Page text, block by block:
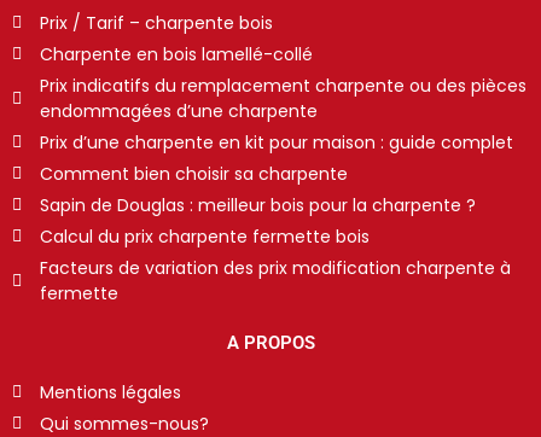
Prix / Tarif – charpente bois
Charpente en bois lamellé-collé
Prix indicatifs du remplacement charpente ou des pièces
endommagées d’une charpente
Prix d’une charpente en kit pour maison : guide complet
Comment bien choisir sa charpente
Sapin de Douglas : meilleur bois pour la charpente ?
Calcul du prix charpente fermette bois
Facteurs de variation des prix modification charpente à
fermette
A PROPOS
Mentions légales
Qui sommes-nous?